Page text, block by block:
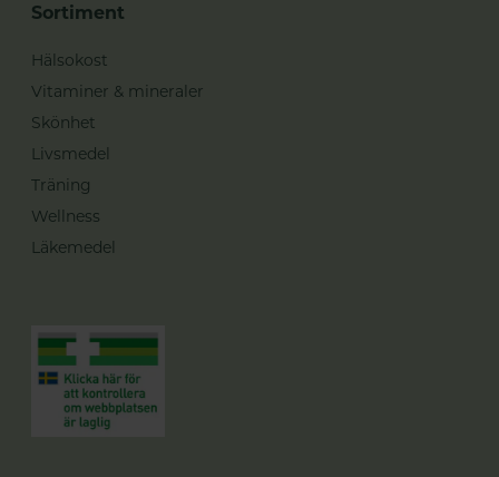
Sortiment
Hälsokost
Vitaminer & mineraler
Skönhet
Livsmedel
Träning
Wellness
Läkemedel